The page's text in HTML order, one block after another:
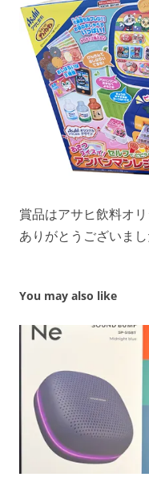
賞品はアサヒ飲料オ
ありがとうございまし
You may also like